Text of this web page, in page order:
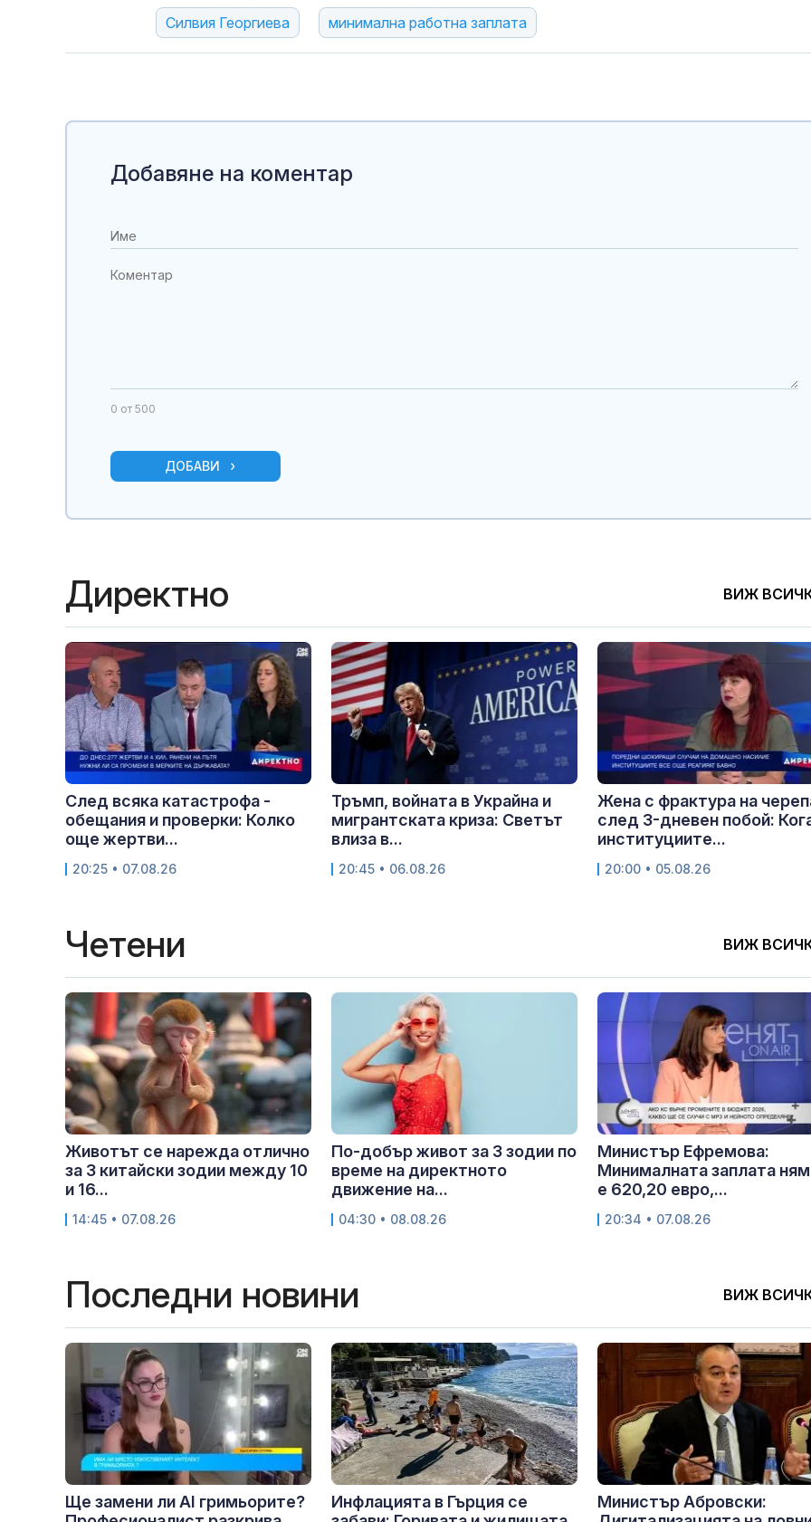
Силвия Георгиева минимална работна заплата
Добавяне на коментар
0 от 500
ДОБАВИ
Директно ВИЖ
След всяка катастрофа -
обещания и проверки: Колко
още жертви...
20:25 • 07.08.26
Тръмп, войната в Украйна и
мигрантската криза: Светът
влиза в...
20:45 • 06.08.26
Жена с фрактура на
след 3-дневен побой:
институциите...
20:00 • 05.08.26
Четени ВИЖ
Животът се нарежда отлично
за 3 китайски зодии между 10
и 16...
14:45 • 07.08.26
По-добър живот за 3 зодии по
време на директното
движение на...
04:30 • 08.08.26
Министър Ефремова:
Минималната заплата
е 620,20 евро,...
20:34 • 07.08.26
Последни новини ВИЖ
Ще замени ли AI гримьорите?
Инфлацията в Гърция се
Министър Абровски: